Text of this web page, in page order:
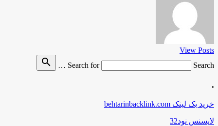
View Posts
Search for
Search …
search
.
خرید بک لینک behtarinbacklink.com
لایسنس نود32